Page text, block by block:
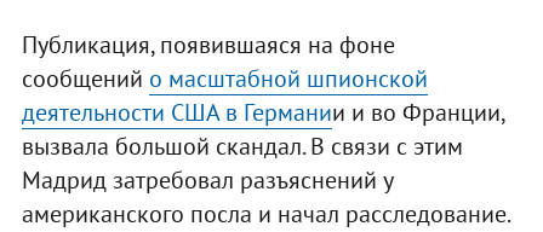
Публикация, появившаяся на фоне
сообщений о масштабной шпионской
деятельности США в Германии и во Франции,
вызвала большой скандал. В связи с этим
Мадрид затребовал разъяснений у
американского посла и начал расследование.